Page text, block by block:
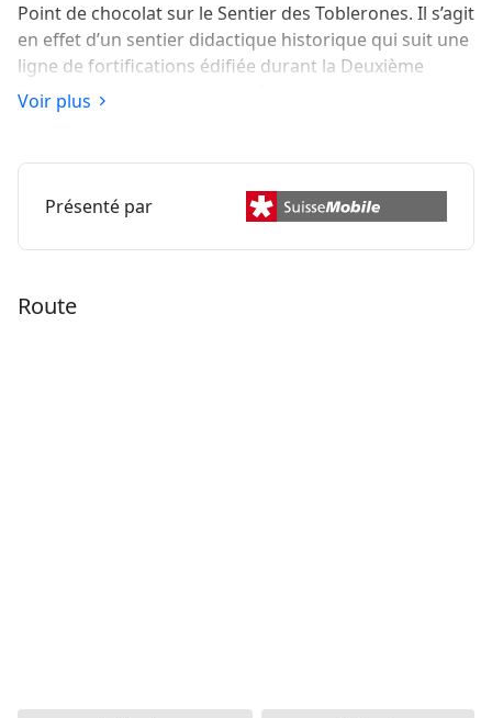
Point de chocolat sur le Sentier des Toblerones. Il s’agit
en effet d’un sentier didactique historique qui suit une
ligne de fortifications édifiée durant la Deuxième
Guerre mondiale entre les crêtes du Jura et le lac
Léman. Ces 3000 barrages antichars triangulaires
Voir plus
Présenté par
Route